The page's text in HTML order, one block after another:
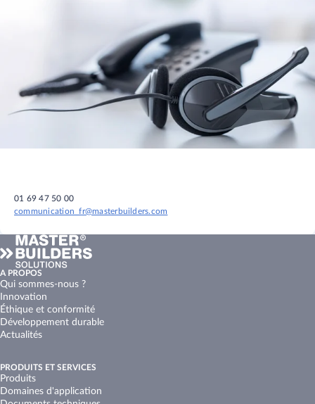
01 69 47 50 00
communication_fr@masterbuilders.com
A PROPOS
Qui sommes-nous ?
Innovation
Éthique et conformité
Développement durable
Actualités
PRODUITS ET SERVICES
Produits
Domaines d'application